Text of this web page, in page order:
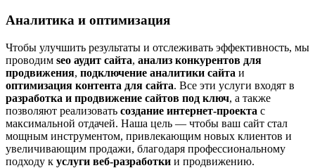
Аналитика и оптимизация
Чтобы улучшить результаты и отслеживать эффективность, мы
проводим seo аудит сайта, анализ конкурентов для
продвижения, подключение аналитики сайта и
оптимизация контента для сайта. Все эти услуги входят в
разработка и продвижение сайтов под ключ, а также
позволяют реализовать создание интернет-проекта с
максимальной отдачей. Наша цель — чтобы ваш сайт стал
мощным инструментом, привлекающим новых клиентов и
увеличивающим продажи, благодаря профессиональному
подходу к услуги веб-разработки и продвижению.